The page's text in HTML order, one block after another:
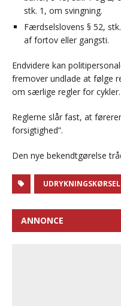
stk. 1, om svingning.
Færdselslovens § 52,
af fortov eller gangsti.
Endvidere kan
fremover undlade at følge
om særlige regler for cykler.
Reglerne slår fast, at
forsigtighed”.
Den nye bekendtgørelse
UDRYKNINGSKØRSEL
ANNONCE